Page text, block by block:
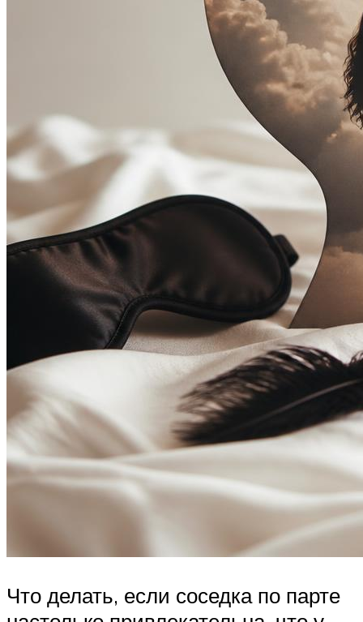
Что делать, если соседка по парте